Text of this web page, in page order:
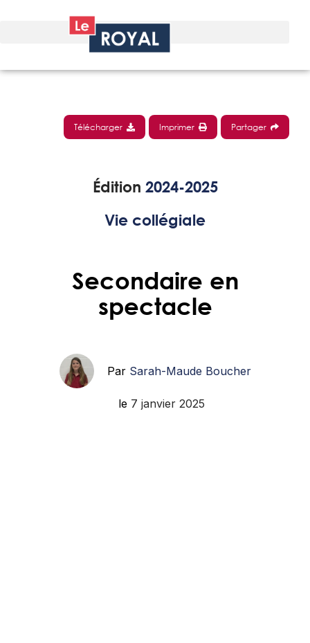
Télécharger Imprimer Partager
Édition 2024-2025
Vie collégiale
Secondaire en
spectacle
ParSarah-Maude Boucher
le 7 janvier 2025